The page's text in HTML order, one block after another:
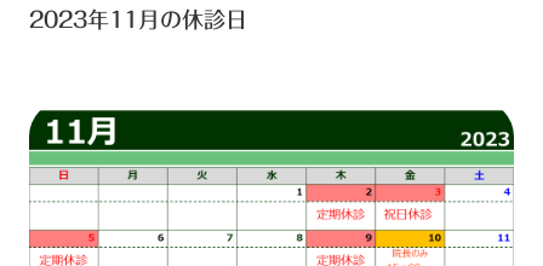
2023年11月の休診日